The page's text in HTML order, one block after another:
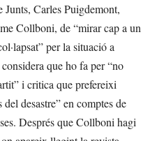
Carles Puigdemont,
Collboni, de “mirar cap a un
per la situació a
que ho fa per “no
i critica que prefereixi
desastre” en comptes de
Després que Collboni hagi